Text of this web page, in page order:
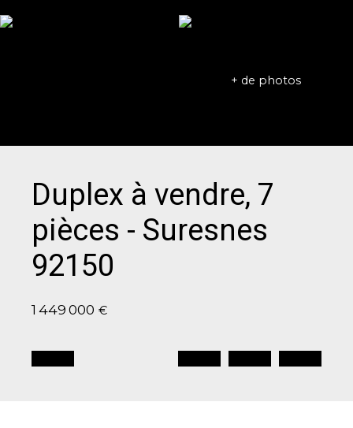
+ de photos
Duplex à vendre, 7
pièces - Suresnes
92150
1 449 000 €